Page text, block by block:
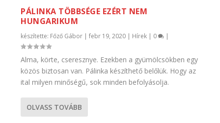
PÁLINKA TÖBBSÉGE EZÉRT NEM
HUNGARIKUM
készítette: Főző Gábor |febr 19, 2020 | Hírek | 0 |
Alma, körte, cseresznye. Ezekben a gyümölcsökben egy
közös biztosan van. Pálinka készíthető belőlük. Hogy az
ital milyen minőségű, sok minden befolyásolja.
OLVASS TOVÁBB